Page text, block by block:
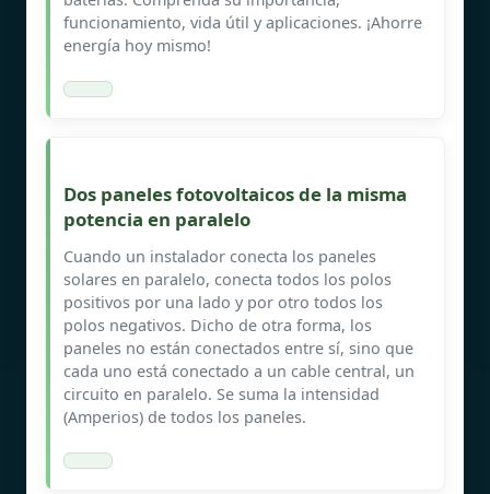
funcionamiento, vida útil y aplicaciones. ¡Ahorre
energía hoy mismo!
Dos paneles fotovoltaicos de la misma
potencia en paralelo
Cuando un instalador conecta los paneles
solares en paralelo, conecta todos los polos
positivos por una lado y por otro todos los
polos negativos. Dicho de otra forma, los
paneles no están conectados entre sí, sino que
cada uno está conectado a un cable central, un
circuito en paralelo. Se suma la intensidad
(Amperios) de todos los paneles.